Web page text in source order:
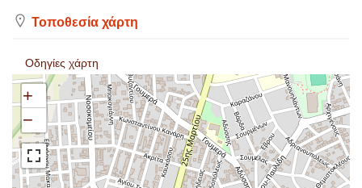
Τοποθεσία χάρτη
Οδηγίες χάρτη
+
−